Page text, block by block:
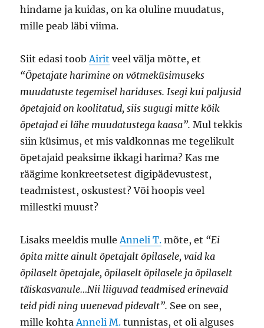
hindame ja kuidas, on ka oluline muudatus,
mille peab läbi viima.
Siit edasi toobAirit veel välja mõtte, et
“Õpetajate harimine on võtmeküsimuseks
muudatuste tegemisel hariduses. Isegi kui paljusid
õpetajaid on koolitatud, siis sugugi mitte kõik
õpetajad ei lähe muudatustega kaasa”.Mul tekkis
siin küsimus, et mis valdkonnas me tegelikult
õpetajaid peaksime ikkagi harima? Kas me
räägime konkreetsetest digipädevustest,
teadmistest, oskustest? Või hoopis veel
millestki muust?
Lisaks meeldis mulleAnneli T. mõte, et “Ei
õpita mitte ainult õpetajalt õpilasele, vaid ka
õpilaselt õpetajale, õpilaselt õpilasele ja õpilaselt
täiskasvanule…Nii liiguvad teadmised erinevaid
teid pidi ning uuenevad pidevalt”. See on see,
mille kohtaAnneli M. tunnistas, et oli alguses